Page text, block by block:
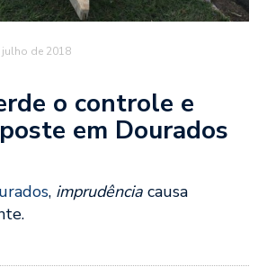
julho de 2018
o controle e
em Dourados
, imprudência causa